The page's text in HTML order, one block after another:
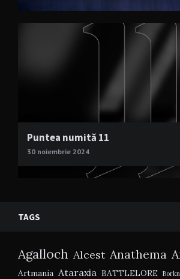
Puntea numită 11
30 noiembrie 2024
TAGS
Agalloch Alcest Anathema
Artmania Ataraxia BATTLELORE